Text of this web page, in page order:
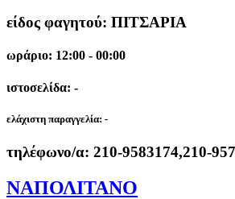
είδος φαγητού: ΠΙΤΣΑΡΙΑ
ωράριο: 12:00 - 00:00
ιστοσελίδα: -
ελάχιστη παραγγελία: -
τηλέφωνο/α: 210-9583174,210-
ΝΑΠΟΛΙΤΑΝΟ